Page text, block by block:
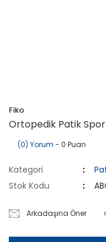
Fiko
Ortopedik Patik
(0) Yorum - 0 Puan
Kategori
Stok Kodu
Arkadaşına Öner